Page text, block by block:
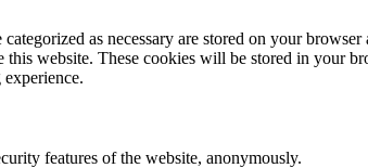
as necessary are stored on your browser
website. These cookies will be stored in your
features of the website, anonymously.